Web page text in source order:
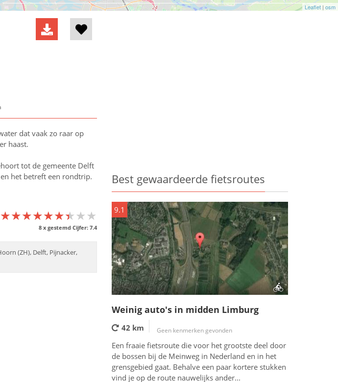
Leaflet | osm
dat vaak zo raar op
haast.
tot de gemeente Delft
het betreft een rondtrip.
8x gestemd Cijfer: 7.4
(ZH), Delft, Pijnacker,
Best gewaardeerde fietsroutes
9.1
Weinig auto's in midden Limburg
42 km Geen kenmerken gevonden
Een fraaie fietsroute die voor het grootste deel door
de bossen bij de Meinweg in Nederland en in het
grensgebied gaat. Behalve een paar kortere stukken
vind je op de route nauwelijks ander...